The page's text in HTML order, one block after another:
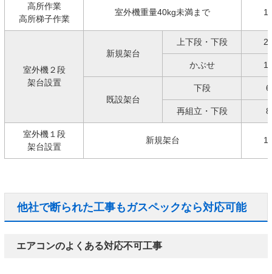
高所作業
高所梯子作業
室外機重量40kg未満まで
室外機２段
架台設置
新規架台
上下段・下段
かぶせ
既設架台
下段
再組立・下段
室外機１段
架台設置
新規架台
他社で断られた工事もガスペックなら対応可能
エアコンのよくある対応不可工事